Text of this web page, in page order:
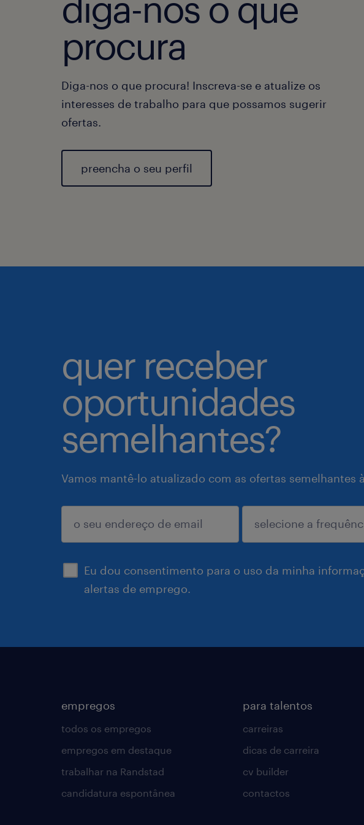
procura
Diga-nos o que procura! Inscreva-se e atualize os
interesses de trabalho para que possamos sugerir
ofertas.
preencha o seu perfil
quer receber
oportunidades
semelhantes?
Vamos mantê-lo atualizado com as ofertas semelhantes
Eu dou consentimento para o uso da minha
alertas de emprego.
enviar
empregos
todos os empregos
empregos em destaque
trabalhar na Randstad
candidatura espontânea
para talentos
carreiras
dicas de carreira
cv builder
contactos